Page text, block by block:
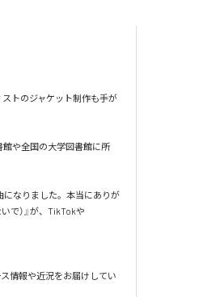
ストのジャケット制作も手が
や全国の大学図書館に所
になりました。本当にありが
で）』が、TikTokや
情報や近況をお届けしてい